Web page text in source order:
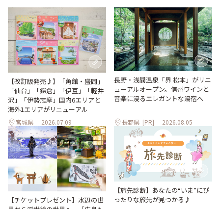
【改訂版発売♪】「角館・盛岡」
「仙台」「鎌倉」「伊豆」「軽井
沢」「伊勢志摩」国内6エリアと
海外1エリアがリニューアル
宮城県 2026.07.09
長野・浅間温泉「界 松本」がリニ
ューアルオープン。信州ワインと
音楽に浸るエレガントな湯宿へ
長野県 [PR] 2026.08.05
【チケットプレゼント】水辺の世
【旅先診断】あなたの“いま”にぴ
ったりな旅先が見つかる♪